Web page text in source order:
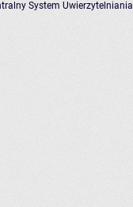
System Uwierzytelniania